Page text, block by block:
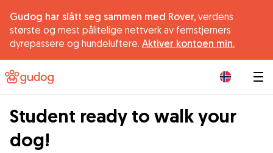
Gudog har slått seg sammen med Rover, verdens
største og mest pålitelige nettverk av femstjerners
dyrepassere og hundeluftere. Aktiver kontoen min.
Student ready to walk your
dog!